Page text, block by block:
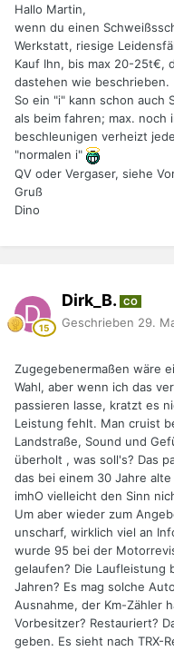
Hallo Martin,
wenn du einen
Werkstatt, riesige
Kauf Ihn, bis max 20-25t€,
dastehen wie beschrieben.
So ein "i" kann schon auch
als beim fahren; max. noch
beschleunigen verheizt
"normalen i"
QV oder Vergaser, siehe
Gruß
Dino
Dirk_B. CO
Geschrieben 29.
Zugegebenermaßen wäre
Wahl, aber wenn ich das
passieren lasse, kratzt es
Leistung fehlt. Man cruist
Landstraße, Sound und
überholt , was soll's? Das
das bei einem 30 Jahre
imhO vielleicht den Sinn
Um aber wieder zum
unscharf, wirklich viel an
wurde 95 bei der
gelaufen? Die Laufleistung
Jahren? Es mag solche
Ausnahme, der Km-Zähler
Vorbesitzer? Restauriert?
geben. Es sieht nach TRX-